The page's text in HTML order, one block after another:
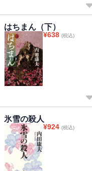
はちまん（下）
¥638 (税込)
氷雪の殺人
¥924 (税込)